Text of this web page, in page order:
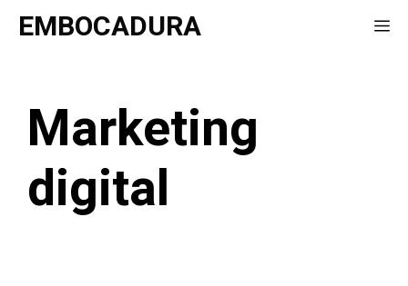
SaltarEMBOCADURA
Marketing
digital